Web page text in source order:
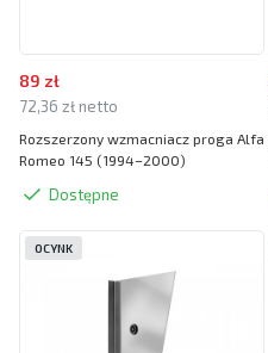
89 zł
72,36 zł netto
Rozszerzony wzmacniacz proga Alfa
Romeo 145 (1994–2000)
Dostępne
OCYNK